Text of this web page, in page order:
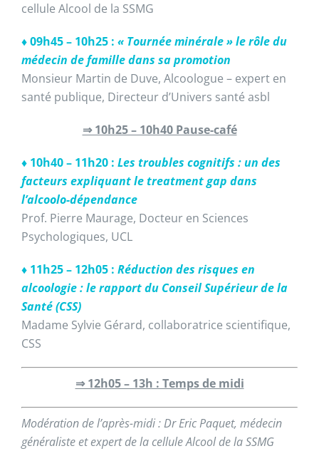
cellule Alcool de la SSMG
♦ 09h45 – 10h25 : «Tournée minérale » le rôle du
médecin de famille dans sa promotion
Monsieur Martin de Duve, Alcoologue – expert en
santé publique, Directeur d’Univers santé asbl
⇒ 10h25 – 10h40 Pause-café
♦ 10h40 – 11h20 : Les troubles cognitifs : un des
facteurs expliquant le treatment gap dans
l’alcoolo-dépendance
Prof. Pierre Maurage, Docteur en Sciences
Psychologiques, UCL
♦ 11h25 – 12h05 : Réduction des risques en
alcoologie : le rapport du Conseil Supérieur de la
Santé (CSS)
Madame Sylvie Gérard, collaboratrice scientifique,
CSS
⇒ 12h05 – 13h : Temps de midi
Modération de l’après-midi : Dr Eric Paquet, médecin
généraliste et expert de la cellule Alcool de la SSMG